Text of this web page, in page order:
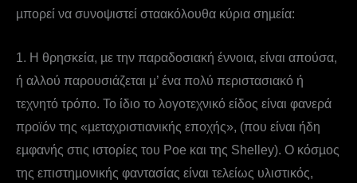
µπορεί να συνοψιστεί σταακόλουθα κύρια σηµεία:
1. Η θρησκεία, µε την παραδοσιακή έννοια, είναι απούσα,
ή αλλού παρουσιάζεται µ’ ένα πολύ περιστασιακό ή
τεχνητό τρόπο. Το ίδιο το λογοτεχνικό είδος είναι φανερά
προϊόν της «µεταχριστιανικής εποχής», (που είναι ήδη
εµφανής στις ιστορίες του Poe και της Shelley). Ο κόσµος
της επιστηµονικής φαντασίας είναι τελείως υλιστικός,